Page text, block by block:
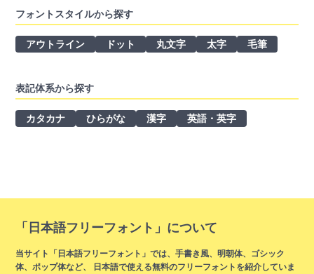
フォントスタイルから探す
アウトライン ドット 丸文字 太字 毛筆
表記体系から探す
カタカナ ひらがな 漢字 英語・英字
「日本語フリーフォント」について
当サイト「日本語フリーフォント」では、手書き風、明朝体、ゴシック
体、ポップ体など、 日本語で使える無料のフリーフォントを紹介していま